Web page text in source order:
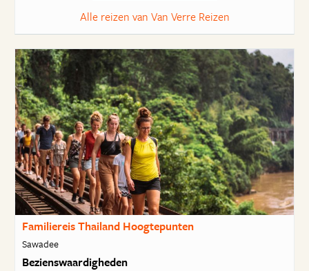
Alle reizen van Van Verre Reizen
Familiereis Thailand Hoogtepunten
Sawadee
Bezienswaardigheden